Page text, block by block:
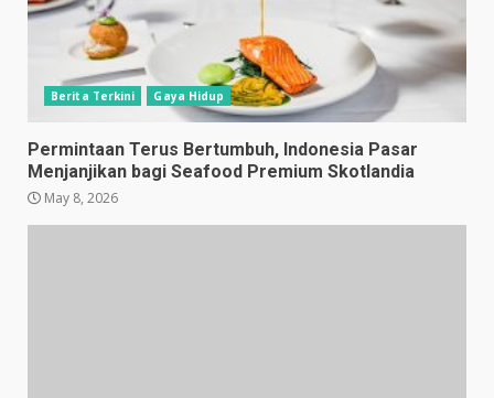
Berita Terkini Gaya Hidup
Permintaan Terus Bertumbuh, Indonesia Pasar
Menjanjikan bagi Seafood Premium Skotlandia
May 8, 2026